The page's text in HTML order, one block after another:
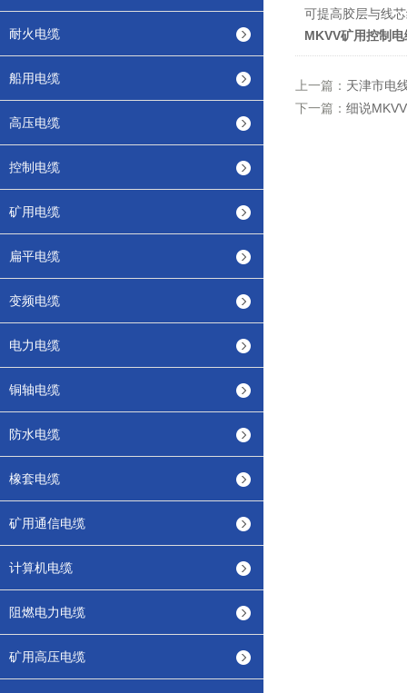
耐火电缆
船用电缆
高压电缆
控制电缆
矿用电缆
扁平电缆
变频电缆
电力电缆
铜轴电缆
防水电缆
橡套电缆
矿用通信电缆
计算机电缆
阻燃电力电缆
矿用高压电缆
可提高胶层与线
MKVV矿用控制电
上一篇： 天津市电
下一篇： 细说